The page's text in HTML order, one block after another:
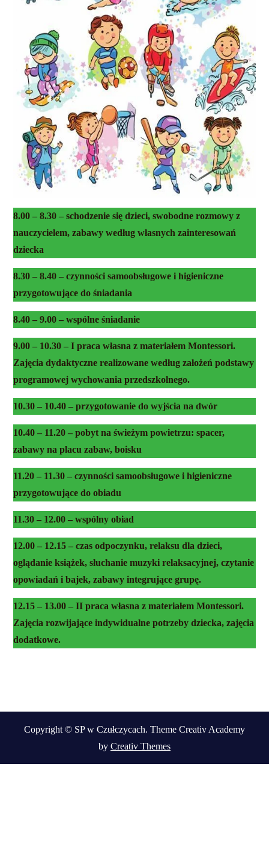
8.00 – 8.30 – schodzenie się dzieci, swobodne rozmowy z
nauczycielem, zabawy według własnych zainteresowań
dziecka
8.30 – 8.40 – czynności samoobsługowe i higieniczne
przygotowujące do śniadania
8.40 – 9.00 – wspólne śniadanie
9.00 – 10.30 – I praca własna z materiałem Montessori.
Zajęcia dydaktyczne realizowane według założeń podstawy
programowej wychowania przedszkolnego.
10.30 – 10.40 – przygotowanie do wyjścia na dwór
10.40 – 11.20 – pobyt na świeżym powietrzu: spacer,
zabawy na placu zabaw, boisku
11.20 – 11.30 – czynności samoobsługowe i higieniczne
przygotowujące do obiadu
11.30 – 12.00 – wspólny obiad
12.00 – 12.15 – czas odpoczynku, relaksu dla dzieci,
oglądanie książek, słuchanie muzyki relaksacyjnej, czytanie
opowiadań i bajek, zabawy integrujące grupę.
12.15 – 13.00 – II praca własna z materiałem Montessori.
Zajęcia rozwijające indywidualne potrzeby dziecka, zajęcia
dodatkowe.
Copyright © SP w Czułczycach. Theme Creativ Academy
by Creativ Themes